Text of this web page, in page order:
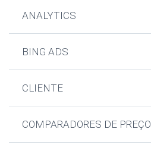
ANALYTICS
BING ADS
CLIENTE
COMPARADORES DE PREÇO